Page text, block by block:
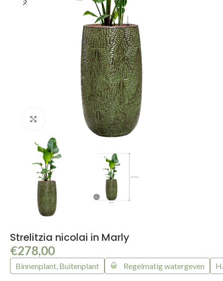
Klik om te vergroten
Strelitzia nicolai in Marly
€278,00
Binnenplant, Buitenplant Regelmatig watergeven